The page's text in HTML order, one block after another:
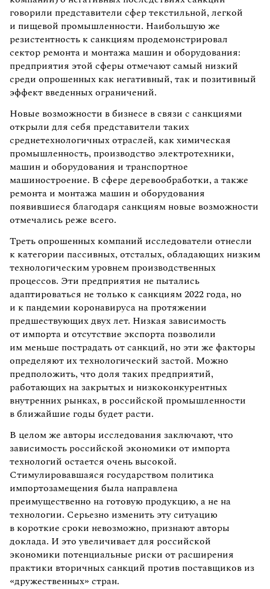
говорили представители сфер текстильной, легкой
и пищевой промышленности. Наибольшую же
резистентность к санкциям продемонстрировал
сектор ремонта и монтажа машин и оборудования:
предприятия этой сферы отмечают самый низкий
среди опрошенных как негативный, так и позитивный
эффект введенных ограничений.
Новые возможности в бизнесе в связи с санкциями
открыли для себя представители таких
среднетехнологичных отраслей, как химическая
промышленность, производство электротехники,
машин и оборудования и транспортное
машиностроение. В сфере деревообработки, а также
ремонта и монтажа машин и оборудования
появившиеся благодаря санкциям новые возможности
отмечались реже всего.
Треть опрошенных компаний исследователи отнесли
к категории пассивных, отсталых, обладающих низким
технологическим уровнем производственных
процессов. Эти предприятия не пытались
адаптироваться не только к санкциям 2022 года, но
и к пандемии коронавируса на протяжении
предшествующих двух лет. Низкая зависимость
от импорта и отсутствие экспорта позволили
им меньше пострадать от санкций, но эти же факторы
определяют их технологический застой. Можно
предположить, что доля таких предприятий,
работающих на закрытых и низкоконкурентных
внутренних рынках, в российской промышленности
в ближайшие годы будет расти.
В целом же авторы исследования заключают, что
зависимость российской экономики от импорта
технологий остается очень высокой.
Стимулировавшаяся государством политика
импортозамещения была направлена
преимущественно на готовую продукцию, а не на
технологии. Серьезно изменить эту ситуацию
в короткие сроки невозможно, признают авторы
доклада. И это увеличивает для российской
экономики потенциальные риски от расширения
практики вторичных санкций против поставщиков из
«дружественных» стран.